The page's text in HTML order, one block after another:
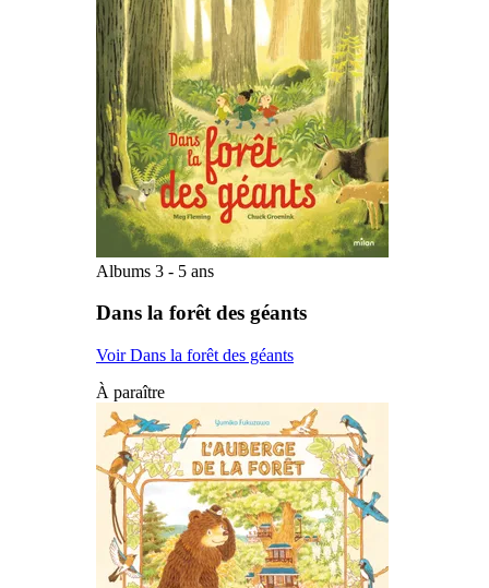
Albums 3 - 5 ans
Dans la forêt des géants
Voir Dans la forêt des géants
À paraître